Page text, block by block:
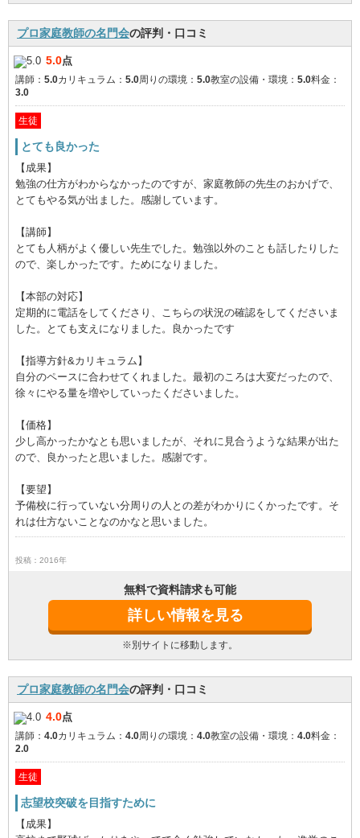
プロ家庭教師の名門会の評判・口コミ
5.0点
講師： 5.0カリキュラム： 5.0周りの環境： 5.0教室の設備・環境： 5.0料金：
3.0
生徒
とても良かった
【成果】
勉強の仕方がわからなかったのですが、家庭教師の先生のおかげで、
とてもやる気が出ました。感謝しています。
【講師】
とても人柄がよく優しい先生でした。勉強以外のことも話したりした
ので、楽しかったです。ためになりました。
【本部の対応】
定期的に電話をしてくださり、こちらの状況の確認をしてくださいま
した。とても支えになりました。良かったです
【指導方針&カリキュラム】
自分のペースに合わせてくれました。最初のころは大変だったので、
徐々にやる量を増やしていったくださいました。
【価格】
少し高かったかなとも思いましたが、それに見合うような結果が出た
ので、良かったと思いました。感謝です。
【要望】
予備校に行っていない分周りの人との差がわかりにくかったです。そ
れは仕方ないことなのかなと思いました。
投稿：2016年
無料で資料請求も可能
詳しい情報を見る
※別サイトに移動します。
プロ家庭教師の名門会の評判・口コミ
4.0点
講師： 4.0カリキュラム： 4.0周りの環境： 4.0教室の設備・環境： 4.0料金：
2.0
生徒
志望校突破を目指すために
【成果】